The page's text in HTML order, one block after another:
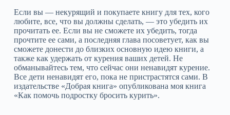
Если вы — некурящий и покупаете книгу для тех, кого
любите, все, что вы должны сделать, — это убедить их
прочитать ее. Если вы не сможете их убедить, тогда
прочтите ее сами, а последняя глава посоветует, как вы
сможете донести до близких основную идею книги, а
также как удержать от курения ваших детей. Не
обманывайтесь тем, что сейчас они ненавидят курение.
Все дети ненавидят его, пока не пристрастятся сами. В
издательстве «Добрая книга» опубликована моя книга
«Как помочь подростку бросить курить».